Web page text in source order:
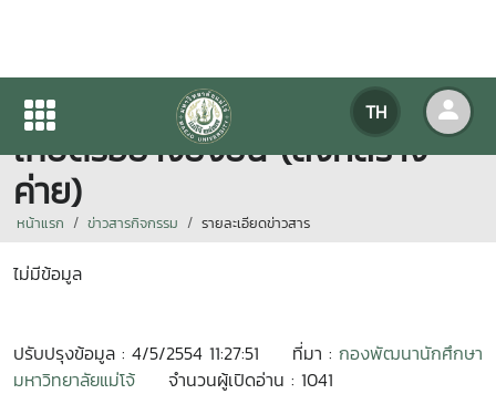
TH
โครงการค่ายอาสาพัฒนาการ
เกษตรอย่างยั่งยืน (สิงห์สร้าง
ค่าย)
หน้าแรก ข่าวสารกิจกรรม รายละเอียดข่าวสาร
ไม่มีข้อมูล
ปรับปรุงข้อมูล : 4/5/2554 11:27:51 ที่มา : กองพัฒนานักศึกษา
มหาวิทยาลัยแม่โจ้
จำนวนผู้เปิดอ่าน : 1041